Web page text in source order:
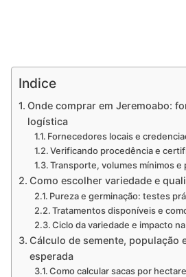
Indice
Onde comprar em Jeremoabo:
logística
Fornecedores locais e
Verificando procedência e
Transporte, volumes mínimos e
Como escolher variedade e
Pureza e germinação: testes
Tratamentos disponíveis e
Ciclo da variedade e impacto
Cálculo de semente, população
esperada
Como calcular sacas por